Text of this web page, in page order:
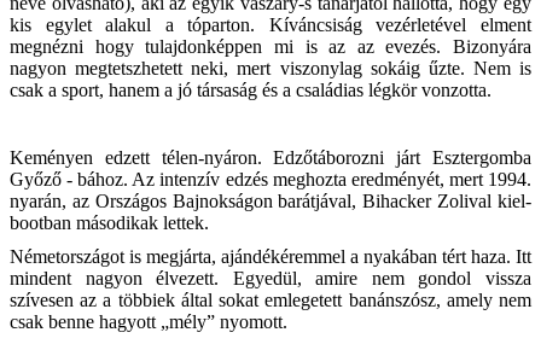
kis egylet alakul a tóparton. Kíváncsiság vezérletével elment
megnézni hogy tulajdonképpen mi is az az evezés. Bizonyára
nagyon megtetszhetett neki, mert viszonylag sokáig űzte. Nem is
csak a sport, hanem a jó társaság és a családias légkör vonzotta.
Keményen edzett télen-nyáron. Edzőtáborozni járt Esztergomba
Győző - bához. Az intenzív edzés meghozta eredményét, mert 1994.
nyarán, az Országos Bajnokságon barátjával, Bihacker Zolival kiel-
bootban másodikak lettek.
Németországot is megjárta, ajándékéremmel a nyakában tért haza. Itt
mindent nagyon élvezett. Egyedül, amire nem gondol vissza
szívesen az a többiek által sokat emlegetett banánszósz, amely nem
csak benne hagyott „mély” nyomott.